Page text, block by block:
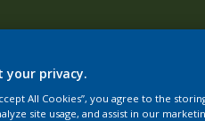
your privacy.
All Cookies”, you agree to the
site usage, and assist in our